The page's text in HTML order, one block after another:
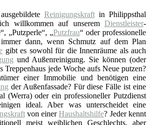
Reinigungskraftin Philippsthal
willkommen auf unserem Dienstleister-
„Putzperle“, „Putzfrau“ oder professionelle
dann, wenn Schmutz auf dem Plan
gibt es sowohl für die Innenräume als auch
und Außenreinigung. Sie können (oder
Treppenhaus jede Woche aufs Neue putzen?
einer Immobilie und benötigen eine
der Außenfassade? Für diese Fälle ist eine
(Werra) oder ein professioneller Putzdienst
ideal. Aber was unterscheidet eine
von einerHaushaltshilfe? Jeder kennt
meist weiblichen Geschlechts, aber